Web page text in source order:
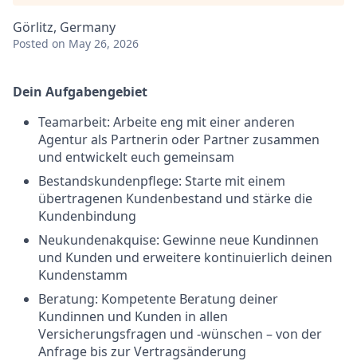
Görlitz, Germany
Posted on May 26, 2026
Dein Aufgabengebiet
Teamarbeit: Arbeite eng mit einer anderen
Agentur als Partnerin oder Partner zusammen
und entwickelt euch gemeinsam
Bestandskundenpflege: Starte mit einem
übertragenen Kundenbestand und stärke die
Kundenbindung
Neukundenakquise: Gewinne neue Kundinnen
und Kunden und erweitere kontinuierlich deinen
Kundenstamm
Beratung: Kompetente Beratung deiner
Kundinnen und Kunden in allen
Versicherungsfragen und -wünschen – von der
Anfrage bis zur Vertragsänderung